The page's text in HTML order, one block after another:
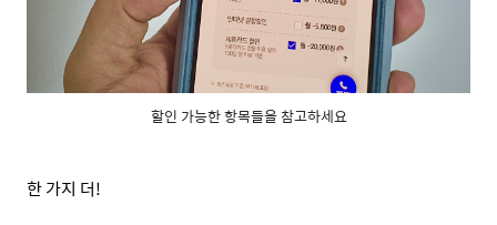
할인 가능한 항목들을 참고하세요
한 가지 더!